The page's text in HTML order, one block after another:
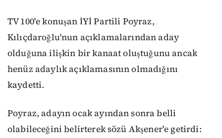
TV 100'e konuşan İYİ Partili Poyraz,
Kılıçdaroğlu'nun açıklamalarından aday
olduğuna ilişkin bir kanaat oluştuğunu ancak
henüz adaylık açıklamasının olmadığını
kaydetti.
Poyraz, adayın ocak ayından sonra belli
olabileceğini belirterek sözü Akşener'e getirdi: